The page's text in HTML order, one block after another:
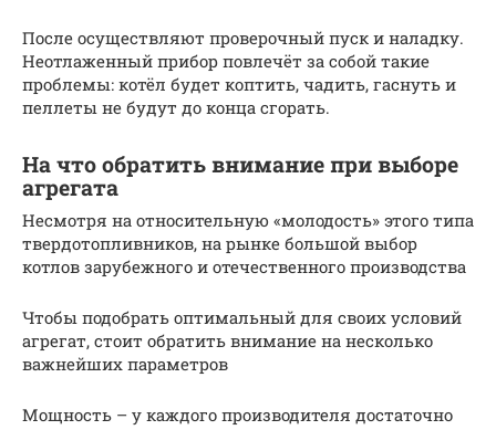
После осуществляют проверочный пуск и наладку.
Неотлаженный прибор повлечёт за собой такие
проблемы: котёл будет коптить, чадить, гаснуть и
пеллеты не будут до конца сгорать.
На что обратить внимание при выборе
агрегата
Несмотря на относительную «молодость» этого типа
твердотопливников, на рынке большой выбор
котлов зарубежного и отечественного производства
Чтобы подобрать оптимальный для своих условий
агрегат, стоит обратить внимание на несколько
важнейших параметров
Мощность – у каждого производителя достаточно